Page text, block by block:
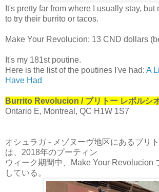
It's pretty far from where I usually stay, but
to try their burrito or tacos.
Make Your Revolucion: 13 CND dollars
It's my 181st poutine.
Here is the list of the poutines I've had: A
Have Had
Burrito Revolucion / ブリトー レボルシ
Ontario E, Montreal, QC H1W 1S7
オシュラガ - メゾヌーヴ地区にあるブリ
は、2018年のプーティン
ウィーク期間中、Make Your Revolucion
している。